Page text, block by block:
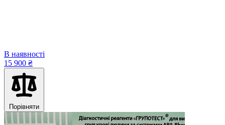
В наявності
15 900 ₴
Порівняти